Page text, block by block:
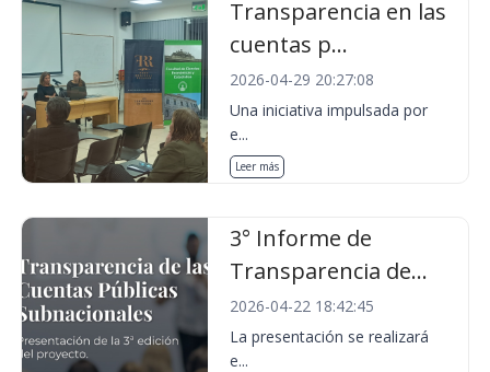
Transparencia en las
cuentas p...
2026-04-29 20:27:08
Una iniciativa impulsada por
e...
Leer más
3° Informe de
Transparencia de...
2026-04-22 18:42:45
La presentación se realizará
e...